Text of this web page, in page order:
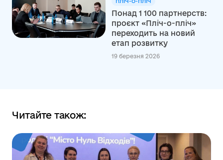
Понад 1 100 партнерств:
проєкт «Пліч-о-пліч»
переходить на новий
етап розвитку
19 березня 2026
Читайте також: